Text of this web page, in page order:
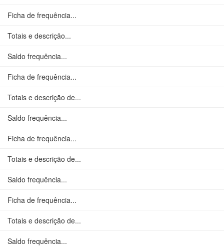
Ficha de frequência...
Totais e descrição...
Saldo frequência...
Ficha de frequência...
Totais e descrição de...
Saldo frequência...
Ficha de frequência...
Totais e descrição de...
Saldo frequência...
Ficha de frequência...
Totais e descrição de...
Saldo frequência...